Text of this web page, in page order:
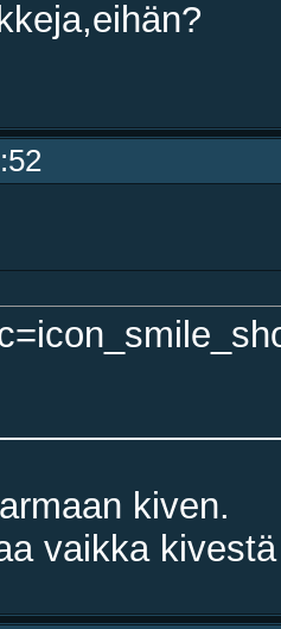
kiven.
vaikka